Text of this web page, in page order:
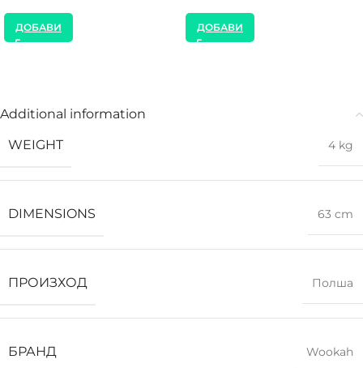
ДОБАВИ ДОБАВИ
Additional information
WEIGHT
4 kg
DIMENSIONS 63 cm
ПРОИЗХОД Полша
БРАНД Wookah